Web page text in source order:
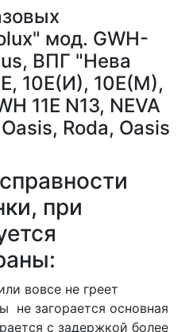
мод. GWH-
ВПГ "Нева
10Е(И), 10Е(М),
11E N13, NEVA
Roda, Oasis
при
вовсе не греет
не загорается основная
с задержкой более